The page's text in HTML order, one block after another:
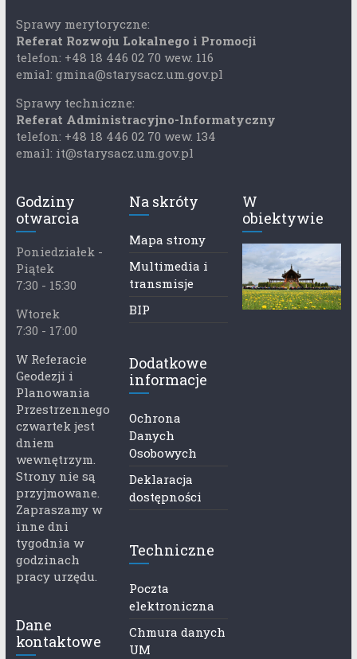
Sprawy merytoryczne:
Referat Rozwoju Lokalnego i Promocji
telefon: +48 18 446 02 70 wew. 116
emial: gmina@starysacz.um.gov.pl
Sprawy techniczne:
Referat Administracyjno-Informatyczny
telefon: +48 18 446 02 70 wew. 134
email: it@starysacz.um.gov.pl
Godziny
otwarcia
Poniedziałek -
Piątek
7:30 - 15:30
Wtorek
7:30 - 17:00
W Referacie
Geodezji i
Planowania
Przestrzennego
czwartek jest
dniem
wewnętrzym.
Strony nie są
przyjmowane.
Zapraszamy w
inne dni
tygodnia w
godzinach
pracy urzędu.
Dane
kontaktowe
Na skróty
Mapa strony
Multimedia i
transmisje
BIP
Dodatkowe
informacje
Ochrona
Danych
Osobowych
Deklaracja
dostępności
Techniczne
Poczta
elektroniczna
Chmura danych
UM
W
obiektywie